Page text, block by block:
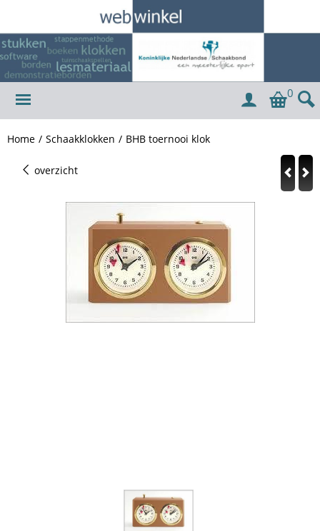
0
Home / Schaakklokken / BHB toernooi klok
overzicht